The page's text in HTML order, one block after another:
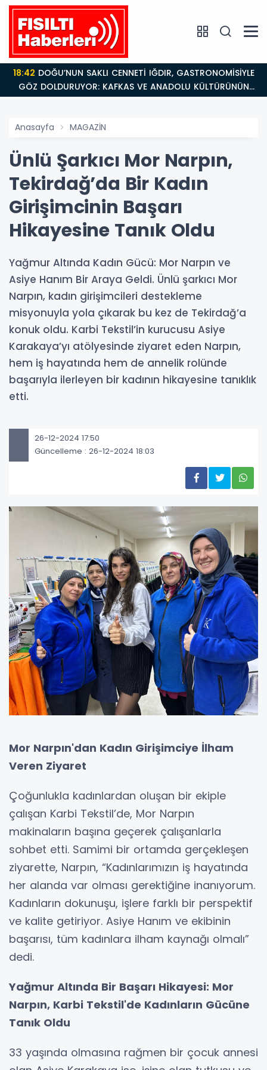
18:26Fısıltı Haberleri Iğdır Tanıtımları Devam Ediyor:
Türkiye’nin Doğu Kapısı Iğdır’ın Saklı Cennetleri
Keşfedilmeyi Bekliyor
Anasayfa MAGAZİN
Ünlü Şarkıcı Mor Narpın,
Tekirdağ’da Bir Kadın
Girişimcinin Başarı
Hikayesine Tanık Oldu
Yağmur Altında Kadın Gücü: Mor Narpın ve
Asiye Hanım Bir Araya Geldi. Ünlü şarkıcı Mor
Narpın, kadın girişimcileri destekleme
misyonuyla yola çıkarak bu kez de Tekirdağ’a
konuk oldu. Karbi Tekstil’in kurucusu Asiye
Karakaya’yı atölyesinde ziyaret eden Narpın,
hem iş hayatında hem de annelik rolünde
başarıyla ilerleyen bir kadının hikayesine tanıklık
etti.
26-12-2024 17:50
Güncelleme : 26-12-2024 18:03
Mor Narpın'dan Kadın Girişimciye İlham
Veren Ziyaret
Çoğunlukla kadınlardan oluşan bir ekiple
çalışan Karbi Tekstil’de, Mor Narpın
makinaların başına geçerek çalışanlarla
sohbet etti. Samimi bir ortamda gerçekleşen
ziyarette, Narpın, “Kadınlarımızın iş hayatında
her alanda var olması gerektiğine inanıyorum.
Kadınların dokunuşu, işlere farklı bir perspektif
ve kalite getiriyor. Asiye Hanım ve ekibinin
başarısı, tüm kadınlara ilham kaynağı olmalı”
dedi.
Yağmur Altında Bir Başarı Hikayesi: Mor
Narpın, Karbi Tekstil'de Kadınların Gücüne
Tanık Oldu
33 yaşında olmasına rağmen bir çocuk annesi